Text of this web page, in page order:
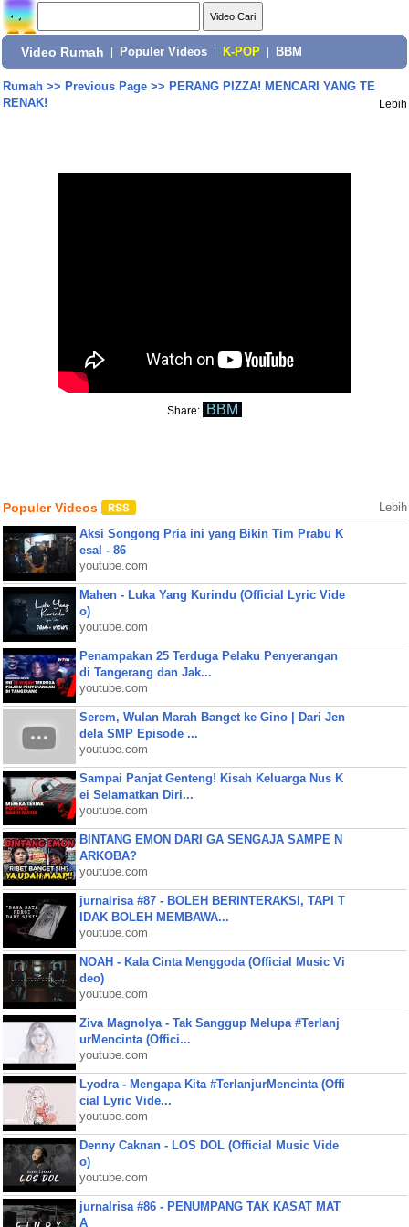
Video Rumah Populer Videos K-POP BBM
Rumah>> Previous Page>> PERANG PIZZA! MENCARI YANG TE
RENAK!
Lebih
Share: BBM
Populer Videos Lebih
Aksi Songong Pria ini yang Bikin Tim Prabu K
esal - 86
youtube.com
Mahen - Luka Yang Kurindu (Official Lyric Vide
o)
youtube.com
Penampakan 25 Terduga Pelaku Penyerangan
di Tangerang dan Jak...
youtube.com
Serem, Wulan Marah Banget ke Gino | Dari Jen
dela SMP Episode ...
youtube.com
Sampai Panjat Genteng! Kisah Keluarga Nus K
ei Selamatkan Diri...
youtube.com
BINTANG EMON DARI GA SENGAJA SAMPE N
ARKOBA?
youtube.com
jurnalrisa #87 - BOLEH BERINTERAKSI, TAPI T
IDAK BOLEH MEMBAWA...
youtube.com
NOAH - Kala Cinta Menggoda (Official Music Vi
deo)
youtube.com
Ziva Magnolya - Tak Sanggup Melupa #Terlanj
urMencinta (Offici...
youtube.com
Lyodra - Mengapa Kita #TerlanjurMencinta (Offi
cial Lyric Vide...
youtube.com
Denny Caknan - LOS DOL (Official Music Vide
o)
youtube.com
jurnalrisa #86 - PENUMPANG TAK KASAT MAT
A